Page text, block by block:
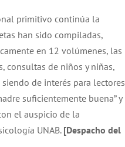
primitivo continúa la
han sido compiladas,
en 12 volúmenes, las
consultas de niños y niñas,
de interés para lectores
suficientemente buena” y
el auspicio de la
UNAB. [Despacho del